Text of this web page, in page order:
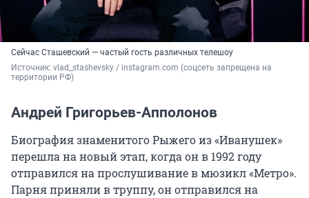
Сейчас Сташевский — частый гость различных телешоу
Источник: vlad_stashevsky / instagram.com (соцсеть запрещена на
территории РФ)
Андрей Григорьев-Апполонов
Биография знаменитого Рыжего из «Иванушек»
перешла на новый этап, когда он в 1992 году
отправился на прослушивание в мюзикл «Метро».
Парня приняли в труппу, он отправился на